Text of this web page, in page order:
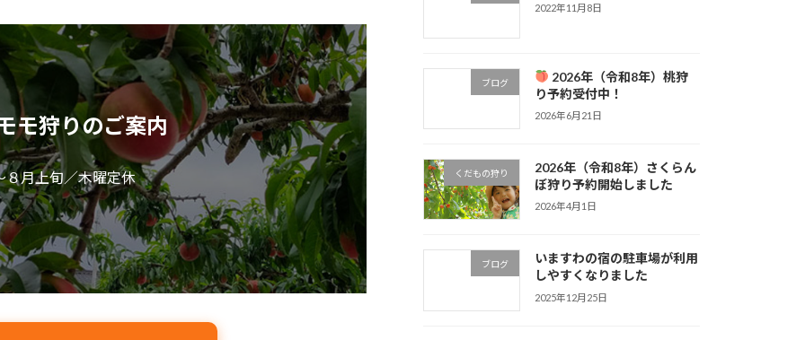
モ狩りのご案内
８月上旬／木曜定休
2022年11月8日
ブログ
2026年（令和8年）桃狩
り予約受付中！
2026年6月21日
くだもの狩り
2026年（令和8年）さくらん
ぼ狩り予約開始しました
2026年4月1日
ブログ
いますわの宿の駐車場が利用
しやすくなりました
2025年12月25日